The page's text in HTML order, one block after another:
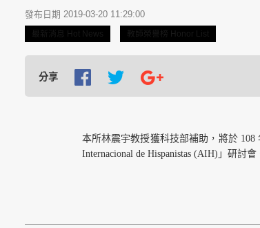
發布日期 2019-03-20 11:29:00
最新消息 Hot News 教師榮譽榜 Honor List
分享
本所林震宇教授獲科技部補助，將於 108
Internacional de Hispanistas (AIH)」研討會